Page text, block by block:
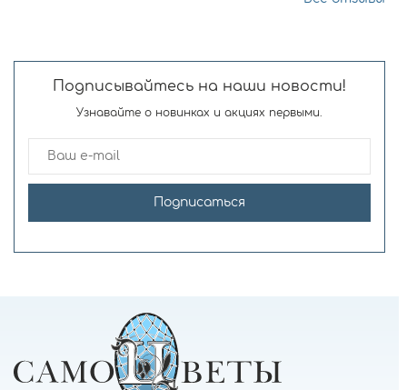
Подписывайтесь на наши новости!
Узнавайте о новинках и акциях первыми.
Подписаться